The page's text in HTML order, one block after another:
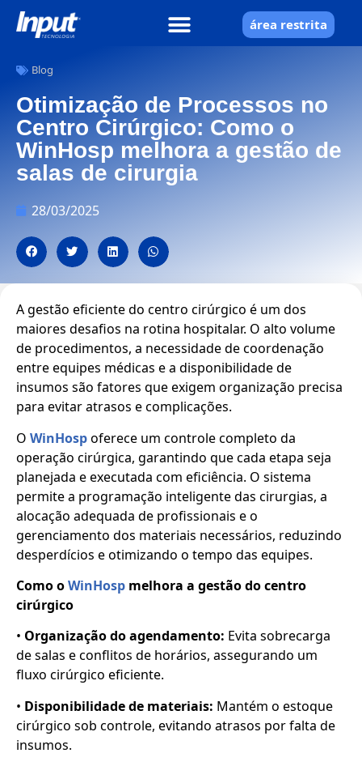
área restrita
Blog
Otimização de Processos no
Centro Cirúrgico: Como o
WinHosp melhora a gestão de
salas de cirurgia
28/03/2025
A gestão eficiente do centro cirúrgico é um dos
maiores desafios na rotina hospitalar. O alto volume
de procedimentos, a necessidade de coordenação
entre equipes médicas e a disponibilidade de
insumos são fatores que exigem organização precisa
para evitar atrasos e complicações.
O WinHospoferece um controle completo da
operação cirúrgica, garantindo que cada etapa seja
planejada e executada com eficiência. O sistema
permite a programação inteligente das cirurgias, a
alocação adequada de profissionais e o
gerenciamento dos materiais necessários, reduzindo
desperdícios e otimizando o tempo das equipes.
Como oWinHosp melhora a gestão do centro
cirúrgico
• Organização do agendamento: Evita sobrecarga
de salas e conflitos de horários, assegurando um
fluxo cirúrgico eficiente.
• Disponibilidade de materiais: Mantém o estoque
cirúrgico sob controle, evitando atrasos por falta de
insumos.